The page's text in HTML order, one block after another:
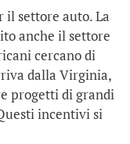
il settore auto. La
anche il settore
cercano di
dalla Virginia,
progetti di grandi
incentivi si